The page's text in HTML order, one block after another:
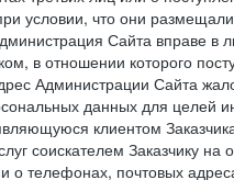
условии, что они
Сайта вправе в
в отношении которого
Администрации Сайта
данных для целей
клиентом
соискателем Заказчику
телефонах, почтовых